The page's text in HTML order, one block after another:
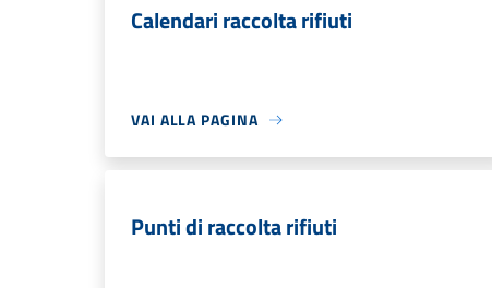
Calendari raccolta rifiuti
VAI ALLA PAGINA
Punti di raccolta rifiuti